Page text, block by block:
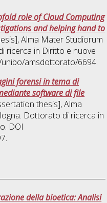
role of Cloud Computing
and helping hand to
Alma Mater Studiorum
ricerca in Diritto e nuove
unibo/amsdottorato/6694.
forensi in tema di
software di file
thesis], Alma
Dottorato di ricerca in
DOI
della bioetica: Analisi